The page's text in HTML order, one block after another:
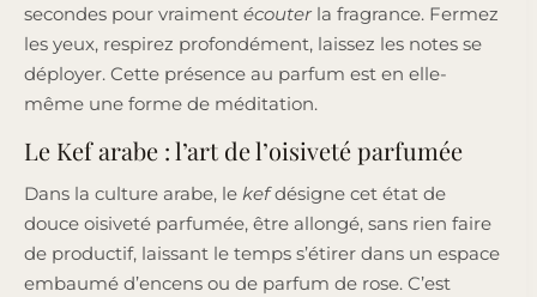
secondes pour vraiment écouterla fragrance. Fermez
les yeux, respirez profondément, laissez les notes se
déployer. Cette présence au parfum est en elle-
même une forme de méditation.
Le Kef arabe : l’art de l’oisiveté parfumée
Dans la culture arabe, le kefdésigne cet état de
douce oisiveté parfumée, être allongé, sans rien faire
de productif, laissant le temps s’étirer dans un espace
embaumé d’encens ou de parfum de rose. C’est